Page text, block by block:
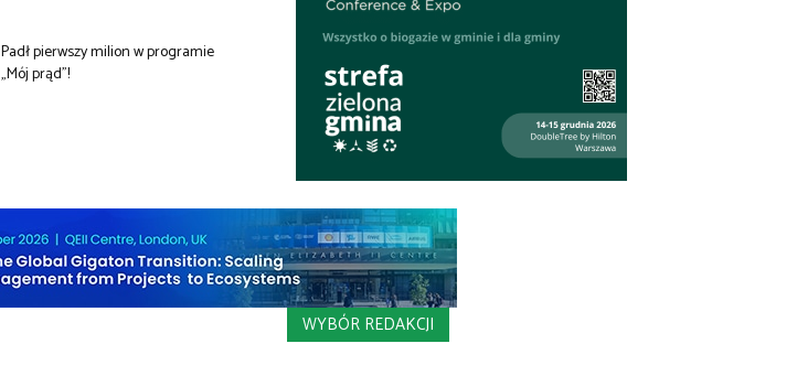
Padł pierwszy milion w programie
„Mój prąd”!
WYBÓR REDAKCJI